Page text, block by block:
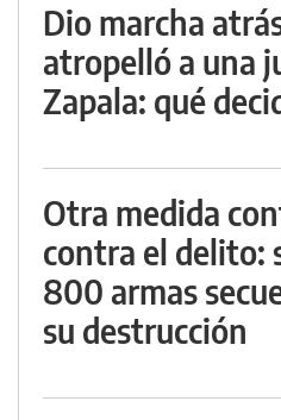
Dio marcha
atropelló a una
Zapala: qué
Otra medida
contra el delito:
800 armas
su destrucción